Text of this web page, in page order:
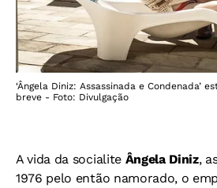
‘Ângela Diniz: Assassinada e Condenada’
breve - Foto: Divulgação
A vida da socialite Ângela Diniz,
1976 pelo então namorado, o